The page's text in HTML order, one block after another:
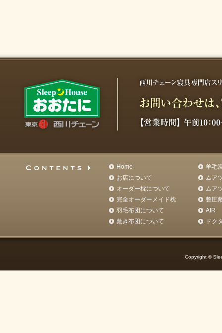
Home
お店について
オーダー枕について
完全オーダーメイド枕
羽毛布団について
敷き布団について
羊毛
ムア
ムア
整圧
AIR
ドク
Copyright ©